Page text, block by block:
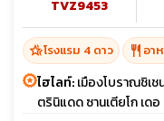
TVZ9453
hotel_classโรงแรม 4 ดาว restaurant อา
ไฮไลท์:เมืองโบราณชิเ
ตรินิแดด ซานเตียโก เด